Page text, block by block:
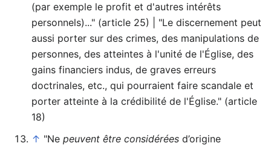
(par exemple le profit et d'autres intérêts
personnels)..." (article 25) | "Le discernement peut
aussi porter sur des crimes, des manipulations de
personnes, des atteintes à l'unité de l'Église, des
gains financiers indus, de graves erreurs
doctrinales, etc., qui pourraient faire scandale et
porter atteinte à la crédibilité de l'Église." (article
18)
↑ "Ne peuvent être considérées d’origine